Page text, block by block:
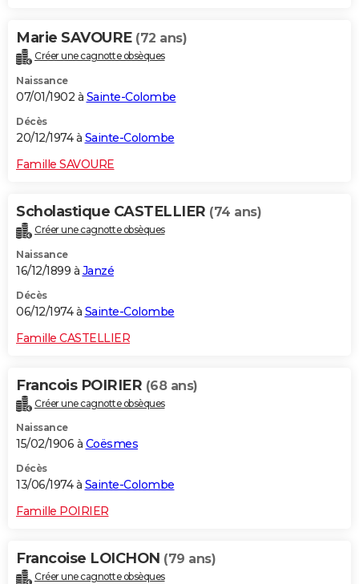
Marie SAVOURE (72 ans)
Créer une cagnotte obsèques
Naissance
07/01/1902 à Sainte-Colombe
Décès
20/12/1974 à Sainte-Colombe
Famille SAVOURE
Scholastique CASTELLIER (74 ans)
Créer une cagnotte obsèques
Naissance
16/12/1899 à Janzé
Décès
06/12/1974 à Sainte-Colombe
Famille CASTELLIER
Francois POIRIER (68 ans)
Créer une cagnotte obsèques
Naissance
15/02/1906 à Coësmes
Décès
13/06/1974 à Sainte-Colombe
Famille POIRIER
Francoise LOICHON (79 ans)
Créer une cagnotte obsèques